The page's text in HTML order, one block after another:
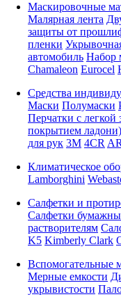
Маскировочные
Малярная лента
защиты от
пленки
автомобиль Набор
Chamaleon Eurocel
Средства
Маски Полумаски
Перчатки с
покрытием ладони)
для рук 3M 4CR
Климатическое
Lamborghini
Салфетки и
Салфетки
растворителям
K5 Kimberly Clark
Вспомогательные
Мерные емкости
укрывистости